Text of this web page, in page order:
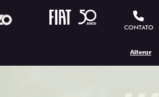
CONTATO
Alterar